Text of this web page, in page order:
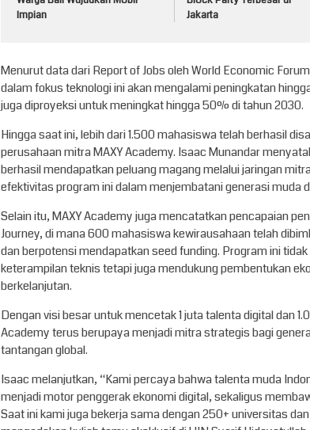
Impian
Jakarta
Menurut data dari Report of Jobs oleh World Economic
dalam fokus teknologi ini akan mengalami peningkatan
juga diproyeksi untuk meningkat hingga 50% di tahun 2030.
Hingga saat ini, lebih dari 1.500 mahasiswa telah berhasil
perusahaan mitra MAXY Academy. Isaac Munandar
berhasil mendapatkan peluang magang melalui jaringan
efektivitas program ini dalam menjembatani generasi muda
Selain itu, MAXY Academy juga mencatatkan pencapaian
Journey, di mana 600 mahasiswa kewirausahaan telah
dan berpotensi mendapatkan seed funding. Program ini
keterampilan teknis tetapi juga mendukung pembentukan
berkelanjutan.
Dengan visi besar untuk mencetak 1 juta talenta digital dan
Academy terus berupaya menjadi mitra strategis bagi
tantangan global.
Isaac melanjutkan, “Kami percaya bahwa talenta muda
menjadi motor penggerak ekonomi digital, sekaligus
Saat ini kami juga bekerja sama dengan 250+ universitas